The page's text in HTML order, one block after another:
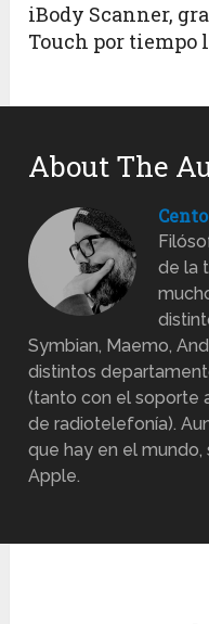
iBody Scanner,
Touch por tiempo
About The
Cento
de la
Symbian, Maemo,
distintos
(tanto con el soporte
de radiotelefonía).
que hay en el mundo,
Apple.